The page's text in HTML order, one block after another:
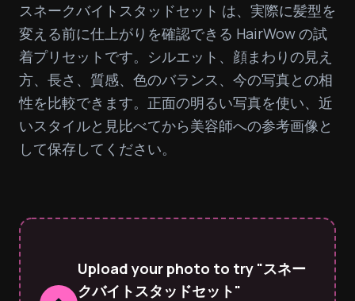
スネークバイトスタッドセット は、実際に髪型を
変える前に仕上がりを確認できる HairWow の試
着プリセットです。シルエット、顔まわりの見え
方、長さ、質感、色のバランス、今の写真との相
性を比較できます。正面の明るい写真を使い、近
いスタイルと見比べてから美容師への参考画像と
して保存してください。
Upload your photo to try "スネー
クバイトスタッドセット"